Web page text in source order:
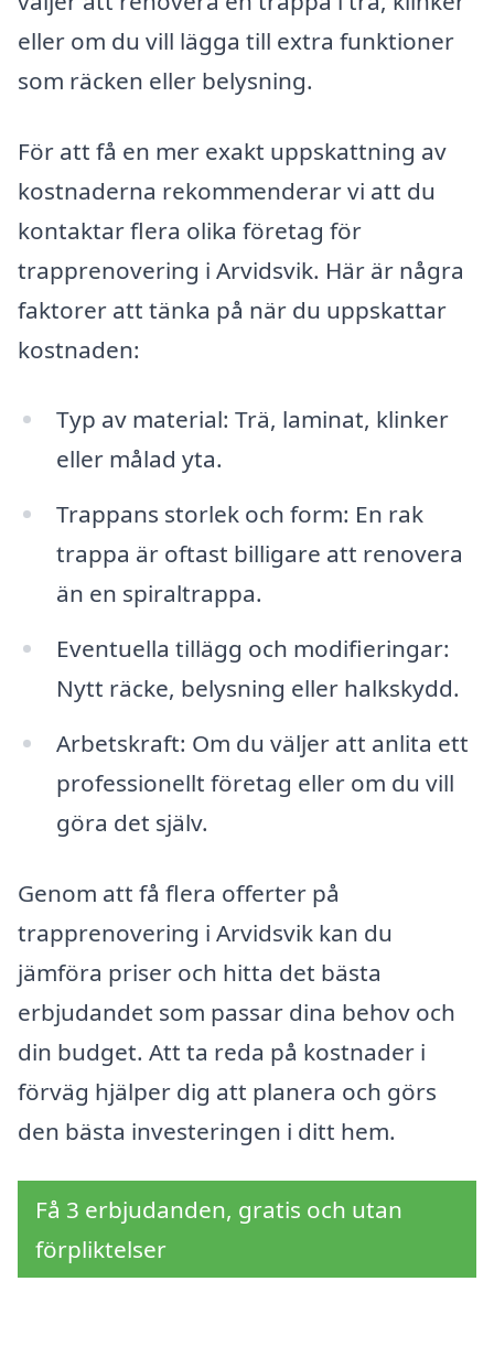
eller om du vill lägga till extra funktioner
som räcken eller belysning.
För att få en mer exakt uppskattning av
kostnaderna rekommenderar vi att du
kontaktar flera olika företag för
trapprenovering i Arvidsvik. Här är några
faktorer att tänka på när du uppskattar
kostnaden:
Typ av material: Trä, laminat, klinker
eller målad yta.
Trappans storlek och form: En rak
trappa är oftast billigare att renovera
än en spiraltrappa.
Eventuella tillägg och modifieringar:
Nytt räcke, belysning eller halkskydd.
Arbetskraft: Om du väljer att anlita ett
professionellt företag eller om du vill
göra det själv.
Genom att få flera offerter på
trapprenovering i Arvidsvik kan du
jämföra priser och hitta det bästa
erbjudandet som passar dina behov och
din budget. Att ta reda på kostnader i
förväg hjälper dig att planera och görs
den bästa investeringen i ditt hem.
Få 3 erbjudanden, gratis och utan
förpliktelser